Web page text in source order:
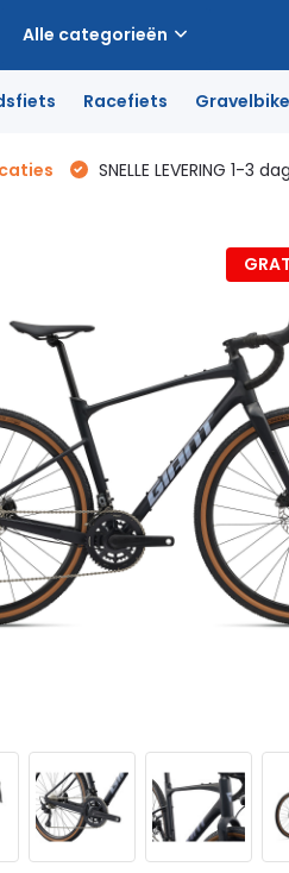
Alle categorieën
Racefiets Gravelbike
SNELLE LEVERING 1-3